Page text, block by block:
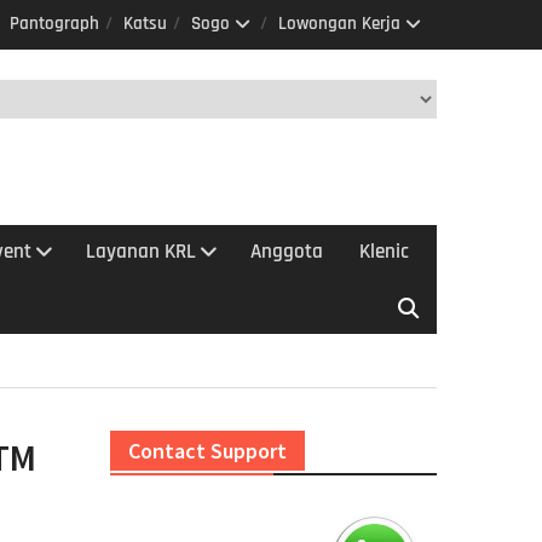
Pantograph Katsu Sogo Lowongan Kerja
Layanan KRL Anggota Klenic
Contact Support